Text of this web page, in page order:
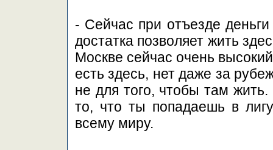
- Сейчас при отъезде
достатка позволяет жить
Москве сейчас очень
есть здесь, нет даже за
не для того, чтобы там
то, что ты попадаешь в
всему миру.